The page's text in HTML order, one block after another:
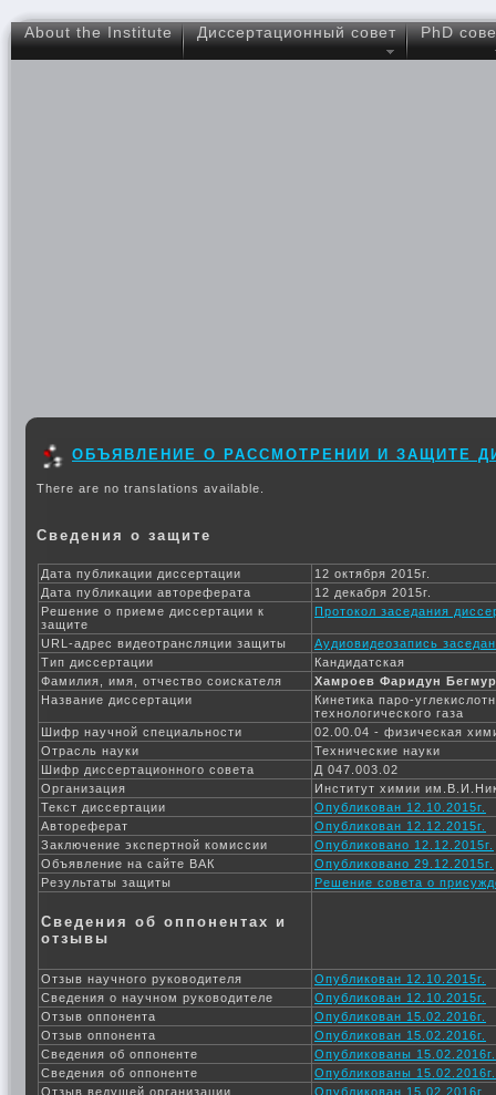
About the Institute Диссертационный совет PhD
ОБЪЯВЛЕНИЕ О РАССМОТРЕНИИ И ЗАЩИТЕ
There are no translations available.
Сведения о защите
Дата публикации диссертации
12 октября 2015г.
Дата публикации автореферата
12 декабря 2015г.
Решение о приеме диссертации к
защите
Протокол заседания
URL-адрес видеотрансляции защиты
Аудиовидеозапись
Тип диссертации
Кандидатская
Фамилия, имя, отчество соискателя
Хамроев Фаридун
Название диссертации
Кинетика паро-
технологического газа
Шифр научной специальности
02.00.04 - физическая
Отрасль науки
Технические науки
Шифр диссертационного совета
Д 047.003.02
Организация
Институт химии
Текст диссертации
Опубликован 12.10.2015г.
Автореферат
Опубликован 12.12.2015г.
Заключение экспертной комиссии
Опубликовано 12.12.2015г.
Объявление на сайте ВАК
Опубликовано 29.12.2015г.
Результаты защиты
Решение совета о
Сведения об оппонентах и
отзывы
Отзыв научного руководителя
Опубликован 12.10.2015г.
Сведения о научном руководителе
Опубликован 12.10.2015г.
Отзыв оппонента
Опубликован 15.02.2016г.
Отзыв оппонента
Опубликован 15.02.2016г.
Сведения об оппоненте
Опубликованы 15.02.2016г.
Сведения об оппоненте
Опубликованы 15.02.2016г.
Отзыв ведущей организации
Опубликован 15.02.2016г.